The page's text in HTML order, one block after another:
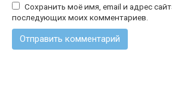
Сохранить моё имя, email и адрес
последующих моих комментариев.